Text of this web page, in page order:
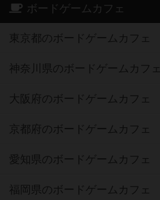
ボードゲームカフェ
東京都のボードゲームカフェ
神奈川県のボードゲームカフェ
大阪府のボードゲームカフェ
京都府のボードゲームカフェ
愛知県のボードゲームカフェ
福岡県のボードゲームカフェ